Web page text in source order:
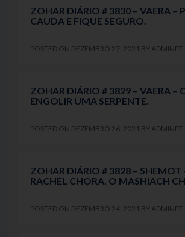
ZOHAR DIÁRIO # 3830 – VAERA –
CAUDA E FIQUE SEGURO.
POSTED ON DEZEMBRO 27, 2021 BY ADMINPT
ZOHAR DIÁRIO # 3829 – VAERA –
ENGOLIR UMA SERPENTE.
POSTED ON DEZEMBRO 26, 2021 BY ADMINPT
ZOHAR DIÁRIO # 3828 –
RACHEL CHORA, O MASHIACH
POSTED ON DEZEMBRO 24, 2021 BY ADMINPT